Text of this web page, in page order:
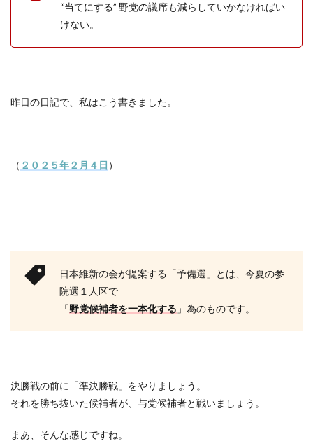
“当てにする” 野党の議席も減らしていかなければい
けない。
昨日の日記で、私はこう書きました。
（ ２０２５年２月４日 ）
日本維新の会が提案する「予備選」とは、今夏の参
院選１人区で
「野党候補者を一本化する 」為のものです。
決勝戦の前に「準決勝戦」をやりましょう。
それを勝ち抜いた候補者が、与党候補者と戦いましょう。
まあ、そんな感じですね。